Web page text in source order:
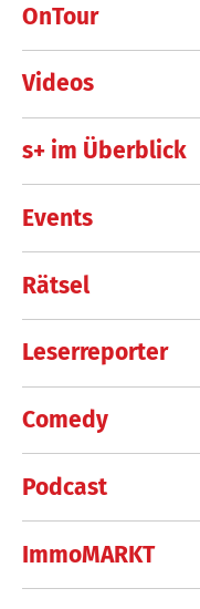
OnTour
Videos
s+ im Überblick
Events
Rätsel
Leserreporter
Comedy
Podcast
ImmoMARKT